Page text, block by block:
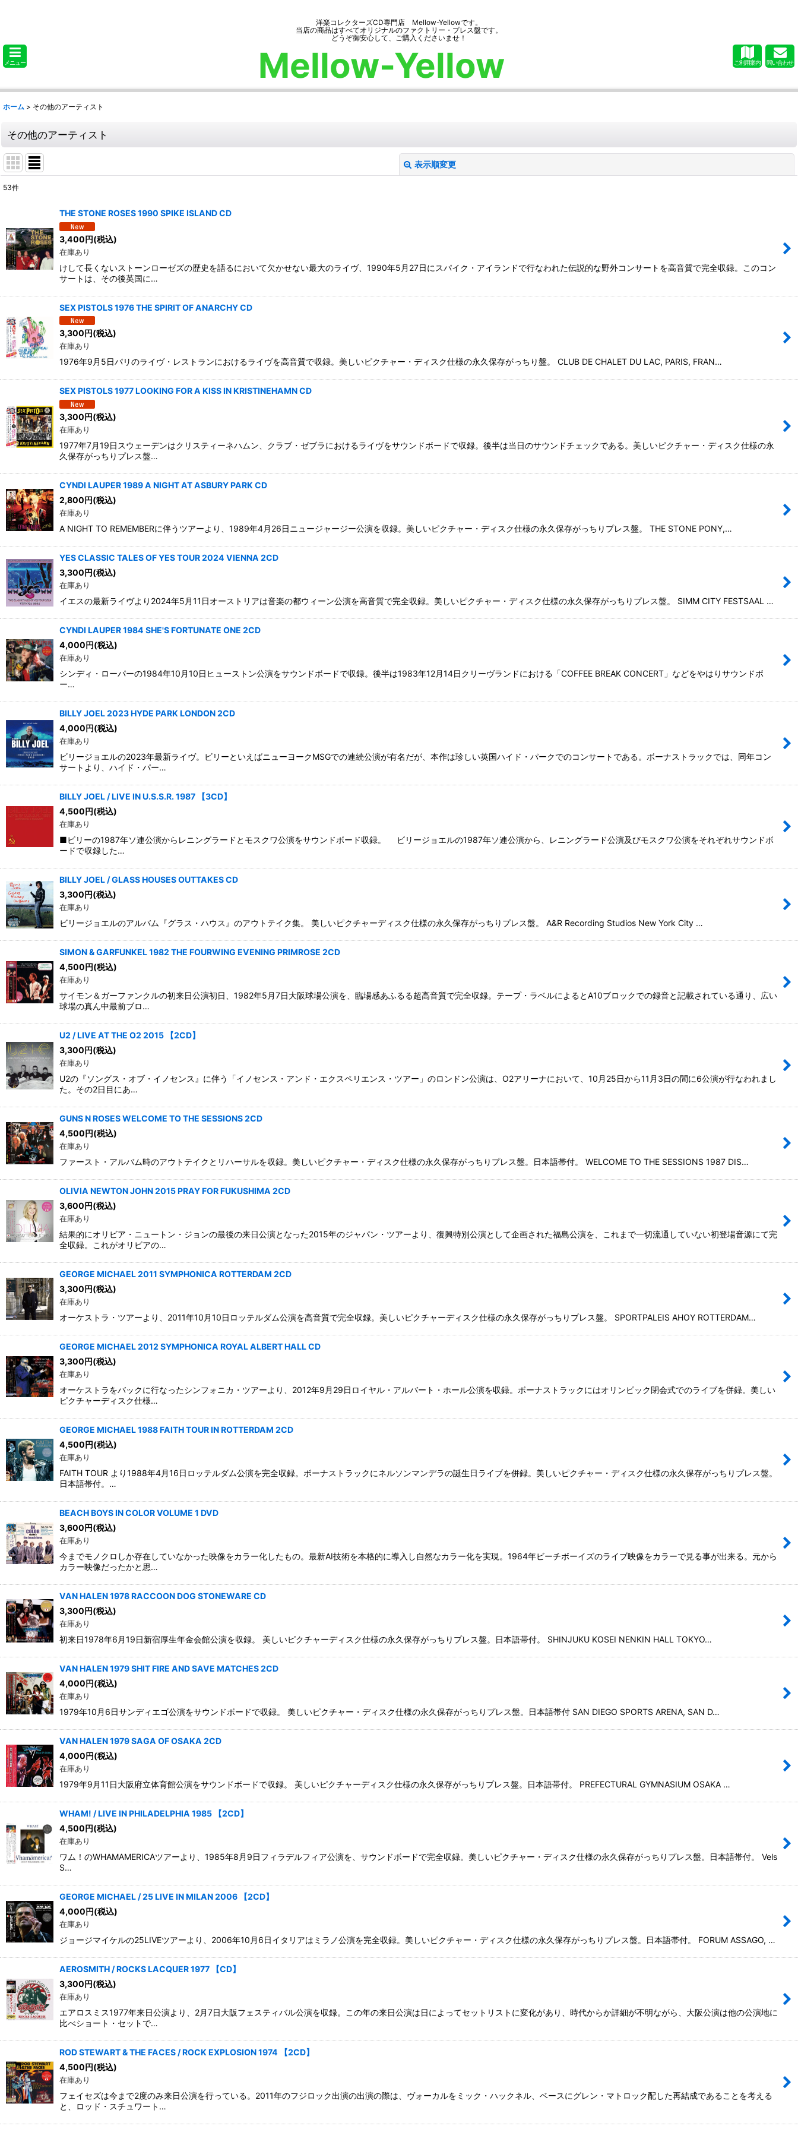
洋楽コレクターズCD専門店 Mellow-Yellowです。
当店の商品はすべてオリジナルのファクトリー・プレス盤です。
どうぞ御安心して、ご購入くださいませ！
メニュー Mellow-Yellow ご利用案内 問い合わせ
ホーム > その他のアーティスト
その他のアーティスト
表示順変更
並び順:
絞り込む
53件
THE STONE ROSES 1990 SPIKE ISLAND CD
3,400円(税込)
在庫あり
けして長くないストーンローゼズの歴史を語るにおいて欠かせない最大のライヴ、1990年5月27日にスパイク・アイランドで行なわれた伝説的な野外コンサートを高音質で完全収録。このコン
サートは、その後英国に…
SEX PISTOLS 1976 THE SPIRIT OF ANARCHY CD
3,300円(税込)
在庫あり
1976年9月5日パリのライヴ・レストランにおけるライヴを高音質で収録。美しいピクチャー・ディスク仕様の永久保存がっちり盤。 CLUB DE CHALET DU LAC, PARIS, FRAN…
SEX PISTOLS 1977 LOOKING FOR A KISS IN KRISTINEHAMN CD
3,300円(税込)
在庫あり
1977年7月19日スウェーデンはクリスティーネハムン、クラブ・ゼブラにおけるライヴをサウンドボードで収録。後半は当日のサウンドチェックである。美しいピクチャー・ディスク仕様の永
久保存がっちりプレス盤…
CYNDI LAUPER 1989 A NIGHT AT ASBURY PARK CD
2,800円(税込)
在庫あり
A NIGHT TO REMEMBERに伴うツアーより、1989年4月26日ニュージャージー公演を収録。美しいピクチャー・ディスク仕様の永久保存がっちりプレス盤。 THE STONE PONY,…
YES CLASSIC TALES OF YES TOUR 2024 VIENNA 2CD
3,300円(税込)
在庫あり
イエスの最新ライヴより2024年5月11日オーストリアは音楽の都ウィーン公演を高音質で完全収録。美しいピクチャー・ディスク仕様の永久保存がっちりプレス盤。 SIMM CITY FESTSAAL …
CYNDI LAUPER 1984 SHE'S FORTUNATE ONE 2CD
4,000円(税込)
在庫あり
シンディ・ローパーの1984年10月10日ヒューストン公演をサウンドボードで収録。後半は1983年12月14日クリーヴランドにおける「COFFEE BREAK CONCERT」などをやはりサウンドボ
ー…
BILLY JOEL 2023 HYDE PARK LONDON 2CD
4,000円(税込)
在庫あり
ビリージョエルの2023年最新ライヴ。ビリーといえばニューヨークMSGでの連続公演が有名だが、本作は珍しい英国ハイド・パークでのコンサートである。ボーナストラックでは、同年コン
サートより、ハイド・パー…
BILLY JOEL / LIVE IN U.S.S.R. 1987 【3CD】
4,500円(税込)
在庫あり
■ビリーの1987年ソ連公演からレニングラードとモスクワ公演をサウンドボード収録。 ビリージョエルの1987年ソ連公演から、レニングラード公演及びモスクワ公演をそれぞれサウンドボ
ードで収録した…
BILLY JOEL / GLASS HOUSES OUTTAKES CD
3,300円(税込)
在庫あり
ビリージョエルのアルバム『グラス・ハウス』のアウトテイク集。 美しいピクチャーディスク仕様の永久保存がっちりプレス盤。 A&R Recording Studios New York City …
SIMON & GARFUNKEL 1982 THE FOURWING EVENING PRIMROSE 2CD
4,500円(税込)
在庫あり
サイモン＆ガーファンクルの初来日公演初日、1982年5月7日大阪球場公演を、臨場感あふるる超高音質で完全収録。テープ・ラベルによるとA10ブロックでの録音と記載されている通り、広い
球場の真ん中最前ブロ…
U2 / LIVE AT THE O2 2015 【2CD】
3,300円(税込)
在庫あり
U2の『ソングス・オブ・イノセンス』に伴う「イノセンス・アンド・エクスペリエンス・ツアー」のロンドン公演は、O2アリーナにおいて、10月25日から11月3日の間に6公演が行なわれまし
た。その2日目にあ…
GUNS N ROSES WELCOME TO THE SESSIONS 2CD
4,500円(税込)
在庫あり
ファースト・アルバム時のアウトテイクとリハーサルを収録。美しいピクチャー・ディスク仕様の永久保存がっちりプレス盤。日本語帯付。 WELCOME TO THE SESSIONS 1987 DIS…
OLIVIA NEWTON JOHN 2015 PRAY FOR FUKUSHIMA 2CD
3,600円(税込)
在庫あり
結果的にオリビア・ニュートン・ジョンの最後の来日公演となった2015年のジャパン・ツアーより、復興特別公演として企画された福島公演を、これまで一切流通していない初登場音源にて完
全収録。これがオリビアの…
GEORGE MICHAEL 2011 SYMPHONICA ROTTERDAM 2CD
3,300円(税込)
在庫あり
オーケストラ・ツアーより、2011年10月10日ロッテルダム公演を高音質で完全収録。美しいピクチャーディスク仕様の永久保存がっちりプレス盤。 SPORTPALEIS AHOY ROTTERDAM…
GEORGE MICHAEL 2012 SYMPHONICA ROYAL ALBERT HALL CD
3,300円(税込)
在庫あり
オーケストラをバックに行なったシンフォニカ・ツアーより、2012年9月29日ロイヤル・アルバート・ホール公演を収録。ボーナストラックにはオリンピック閉会式でのライブを併録。美しい
ピクチャーディスク仕様…
GEORGE MICHAEL 1988 FAITH TOUR IN ROTTERDAM 2CD
4,500円(税込)
在庫あり
FAITH TOUR より1988年4月16日ロッテルダム公演を完全収録。ボーナストラックにネルソンマンデラの誕生日ライブを併録。美しいピクチャー・ディスク仕様の永久保存がっちりプレス盤。
日本語帯付。…
BEACH BOYS IN COLOR VOLUME 1 DVD
3,600円(税込)
在庫あり
今までモノクロしか存在していなかった映像をカラー化したもの。最新AI技術を本格的に導入し自然なカラー化を実現。1964年ビーチボーイズのライブ映像をカラーで見る事が出来る。元から
カラー映像だったかと思…
VAN HALEN 1978 RACCOON DOG STONEWARE CD
3,300円(税込)
在庫あり
初来日1978年6月19日新宿厚生年金会館公演を収録。 美しいピクチャーディスク仕様の永久保存がっちりプレス盤。日本語帯付。 SHINJUKU KOSEI NENKIN HALL TOKYO…
VAN HALEN 1979 SHIT FIRE AND SAVE MATCHES 2CD
4,000円(税込)
在庫あり
1979年10月6日サンディエゴ公演をサウンドボードで収録。 美しいピクチャー・ディスク仕様の永久保存がっちりプレス盤。日本語帯付 SAN DIEGO SPORTS ARENA, SAN D…
VAN HALEN 1979 SAGA OF OSAKA 2CD
4,000円(税込)
在庫あり
1979年9月11日大阪府立体育館公演をサウンドボードで収録。 美しいピクチャーディスク仕様の永久保存がっちりプレス盤。日本語帯付。 PREFECTURAL GYMNASIUM OSAKA …
WHAM! / LIVE IN PHILADELPHIA 1985 【2CD】
4,500円(税込)
在庫あり
ワム！のWHAMAMERICAツアーより、1985年8月9日フィラデルフィア公演を、サウンドボードで完全収録。美しいピクチャー・ディスク仕様の永久保存がっちりプレス盤。日本語帯付。 Vels
S…
GEORGE MICHAEL / 25 LIVE IN MILAN 2006 【2CD】
4,000円(税込)
在庫あり
ジョージマイケルの25LIVEツアーより、2006年10月6日イタリアはミラノ公演を完全収録。美しいピクチャー・ディスク仕様の永久保存がっちりプレス盤。日本語帯付。 FORUM ASSAGO, …
AEROSMITH / ROCKS LACQUER 1977 【CD】
3,300円(税込)
在庫あり
エアロスミス1977年来日公演より、2月7日大阪フェスティバル公演を収録。この年の来日公演は日によってセットリストに変化があり、時代からか詳細が不明ながら、大阪公演は他の公演地に
比べショート・セットで…
ROD STEWART & THE FACES / ROCK EXPLOSION 1974 【2CD】
4,500円(税込)
在庫あり
フェイセズは今まで2度のみ来日公演を行っている。2011年のフジロック出演の出演の際は、ヴォーカルをミック・ハックネル、ベースにグレン・マトロック配した再結成であることを考える
と、ロッド・スチュワート…